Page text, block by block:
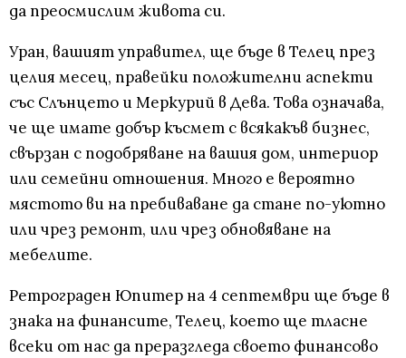
да преосмислим живота си.
Уран, вашият управител, ще бъде в Телец през
целия месец, правейки положителни аспекти
със Слънцето и Меркурий в Дева. Това означава,
че ще имате добър късмет с всякакъв бизнес,
свързан с подобряване на вашия дом, интериор
или семейни отношения. Много е вероятно
мястото ви на пребиваване да стане по-уютно
или чрез ремонт, или чрез обновяване на
мебелите.
Ретрограден Юпитер на 4 септември ще бъде в
знака на финансите, Телец, което ще тласне
всеки от нас да преразгледа своето финансово